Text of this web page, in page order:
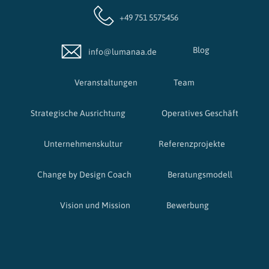
+49 751 5575456
info@lumanaa.de Blog
Veranstaltungen Team
Strategische Ausrichtung Operatives Geschäft
Unternehmenskultur Referenzprojekte
Change by Design Coach Beratungsmodell
Vision und Mission Bewerbung